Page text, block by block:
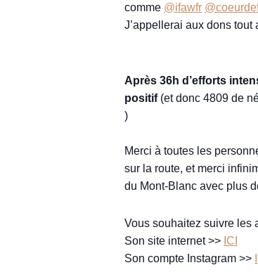
comme @ifawfr
J’appellerai aux dons
Après 36h d’efforts
positif(et donc 4809 de
)⁣
Merci à toutes les
sur la route, et merci
du Mont-Blanc avec plus
Vous souhaitez suivre les
Son site internet >> ICI
Son compte Instagram >>